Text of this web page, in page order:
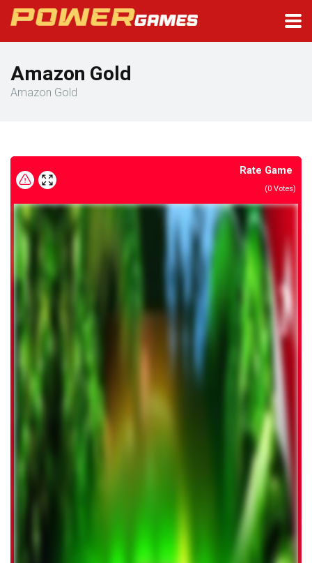
Amazon Gold
Amazon Gold
Rate Game
(0 Votes)